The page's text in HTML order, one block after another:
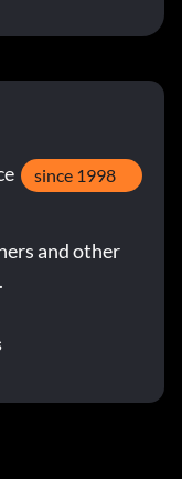
since 1998
and other